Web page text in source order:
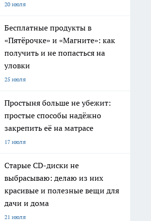
20 июля
Бесплатные продукты в
«Пятёрочке» и «Магните»: как
получить и не попасться на
уловки
25 июля
Простыня больше не убежит:
простые способы надёжно
закрепить её на матрасе
17 июля
Старые CD-диски не
выбрасываю: делаю из них
красивые и полезные вещи для
дачи и дома
21 июля